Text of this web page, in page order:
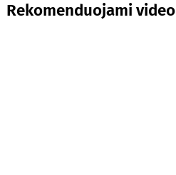
Rekomenduojami video